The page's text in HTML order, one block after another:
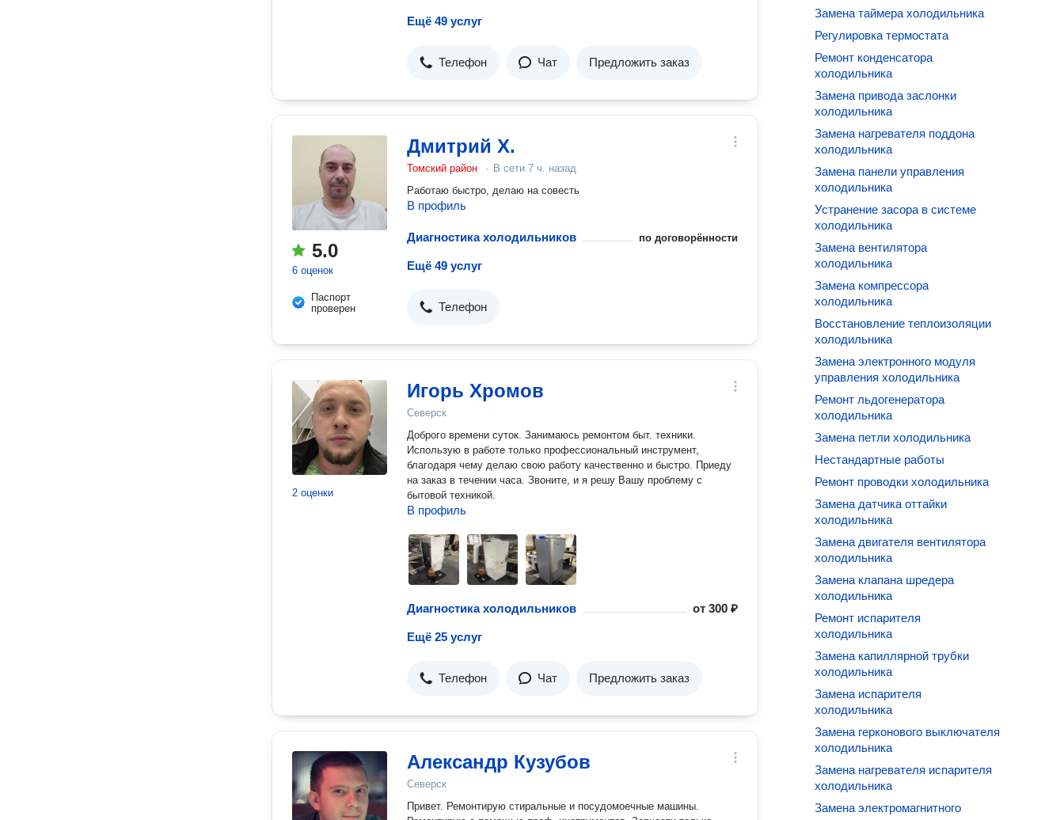
Ещё 49 услуг
Телефон Чат Предложить заказ
5.0
6 оценок
Паспорт
проверен
Дмитрий Х.
Томский район · В сети 7 ч. назад
Работаю быстро, делаю на совесть
В профиль
Диагностика холодильников по договорённости
Ещё 49 услуг
Телефон
2 оценки
Игорь Хромов
Северск
Доброго времени суток. Занимаюсь ремонтом быт. техники.
Использую в работе только профессиональный инструмент,
благодаря чему делаю свою работу качественно и быстро. Приеду
на заказ в течении часа. Звоните, и я решу Вашу проблему с
бытовой техникой.
В профиль
Диагностика холодильников от300 ₽
Ещё 25 услуг
Телефон Чат Предложить заказ
Александр Кузубов
Северск
Привет. Ремонтирую стиральные и посудомоечные машины.
Замена таймера холодильника
Регулировка термостата
Ремонт конденсатора
холодильника
Замена привода заслонки
холодильника
Замена нагревателя поддона
холодильника
Замена панели управления
холодильника
Устранение засора в системе
холодильника
Замена вентилятора
холодильника
Замена компрессора
холодильника
Восстановление теплоизоляции
холодильника
Замена электронного модуля
управления холодильника
Ремонт льдогенератора
холодильника
Замена петли холодильника
Нестандартные работы
Ремонт проводки холодильника
Замена датчика оттайки
холодильника
Замена двигателя вентилятора
холодильника
Замена клапана шредера
холодильника
Ремонт испарителя
холодильника
Замена капиллярной трубки
холодильника
Замена испарителя
холодильника
Замена герконового выключателя
холодильника
Замена нагревателя испарителя
холодильника
Замена электромагнитного